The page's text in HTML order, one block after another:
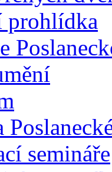
prohlídka
semináře